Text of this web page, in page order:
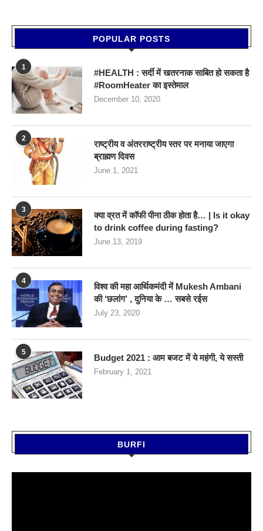
POPULAR POSTS
1
#HEALTH : सर्दी में खतरनाक साबित हो सकता है
#RoomHeater का इस्तेमाल
December 10, 2020
2
राष्ट्रीय व अंतरराष्ट्रीय स्तर पर मनाया जाएगा
ब्राह्मण दिवस
June 1, 2021
3
क्या व्रत में कॉफी पीना ठीक होता है… | Is it okay
to drink coffee during fasting?
June 13, 2019
4
विश्व की महा आर्थिकमंदी में Mukesh Ambani
की ‘छलांग’ , दुनिया के … सबसे रईस
July 23, 2020
5
Budget 2021 : आम बजट में ये महंगी, ये सस्‍ती
February 1, 2021
BURFI